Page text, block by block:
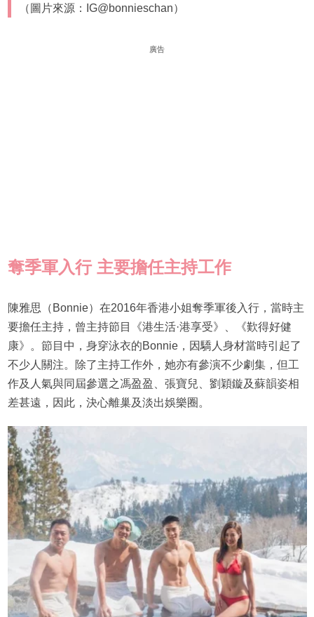
（圖片來源：IG@bonnieschan）
廣告
奪季軍入行 主要擔任主持工作
陳雅思（Bonnie）在2016年香港小姐奪季軍後入行，當時主
要擔任主持，曾主持節目《港生活·港享受》、《歎得好健
康》。節目中，身穿泳衣的Bonnie，因驕人身材當時引起了
不少人關注。除了主持工作外，她亦有參演不少劇集，但工
作及人氣與同屆參選之馮盈盈、張寶兒、劉穎鏇及蘇韻姿相
差甚遠，因此，決心離巢及淡出娛樂圈。